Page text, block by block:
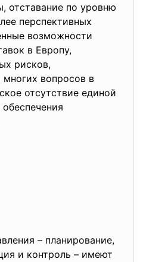
отставание по уровню
перспективных
возможности
в Европу,
рисков,
многих вопросов в
отсутствие единой
– планирование,
и контроль – имеют